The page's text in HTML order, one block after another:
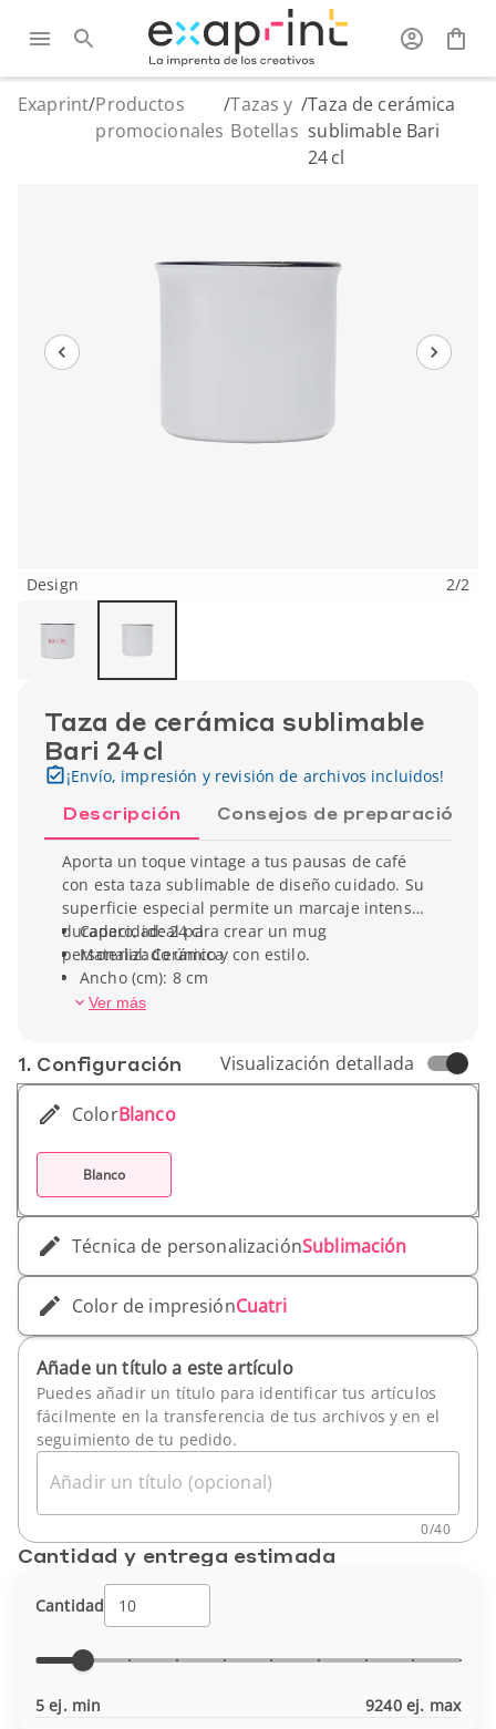
Exaprint/Productos
promocionales
/Tazas y
Botellas
/Taza de cerámica
sublimable Bari
24 cl
Design 2/2
Taza de cerámica sublimable
Bari 24 cl
¡Envío, impresión y revisión de archivos incluidos!
Descripción Consejos de preparación
Aporta un toque vintage a tus pausas de café
con esta taza sublimable de diseño cuidado. Su
superficie especial permite un marcaje intenso y
duradero, ideal para crear un mug
personalizado único y con estilo.
Capacidad: 24 cl
Material: Cerámica
Ancho (cm): 8 cm
Altura (cm): 7 cm
Ver más
1. Conf­iguración Visualización detallada
ColorBlanco
Blanco
Técnica de personalizaciónSublimación
Color de impresiónCuatri
Añade un título a este artículo
Puedes añadir un título para identificar tus artículos
fácilmente en la transferencia de tus archivos y en el
seguimiento de tu pedido.
Añadir un título (opcional)
0/40
Cantidad y entrega estimada
Cantidad
5 ej. min 9240 ej. max